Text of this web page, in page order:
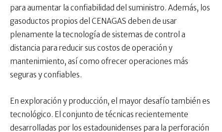
para aumentar la confiabilidad del suministro. Además, los
gasoductos propios del CENAGAS deben de usar
plenamente la tecnología de sistemas de control a
distancia para reducir sus costos de operación y
mantenimiento, así como ofrecer operaciones más
seguras y confiables.
En exploración y producción, el mayor desafío también es
tecnológico. El conjunto de técnicas recientemente
desarrolladas por los estadounidenses para la perforación